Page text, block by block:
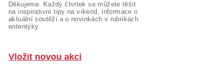
Děkujeme. Každý čtvrtek se můžete těšit
na inspirativní tipy na víkend, informace o
aktuální soutěži a o novinkách v rubrikách
ententýky.
Vložit novou akci